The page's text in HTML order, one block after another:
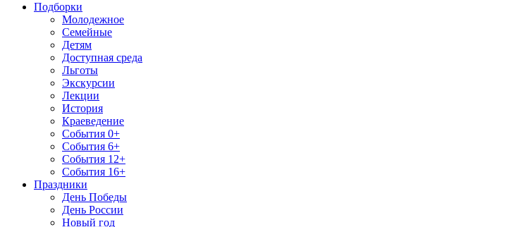
Подборки
Молодежное
Семейные
Детям
Доступная среда
Льготы
Экскурсии
Лекции
История
Краеведение
События 0+
События 6+
События 12+
События 16+
Праздники
День Победы
День России
Новый год